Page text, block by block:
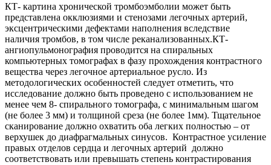
КТ- картина хронической тромбоэмболии может быть
представлена окклюзиями и стенозами легочных артерий,
эксцентрическими дефектами наполнения вследствие
наличия тромбов, в том числе реканализованных.КТ-
ангиопульмонография проводится на спиральных
компьютерных томографах в фазу прохождения контрастного
вещества через легочное артериальное русло. Из
методологических особенностей следует отметить, что
исследование должно быть проведено с использованием не
менее чем 8- спирального томографа, с минимальным шагом
(не более 3 мм) и толщиной среза (не более 1мм). Тщательное
сканирование должно охватить оба легких полностью – от
верхушек до диафрагмальных синусов. Контрастное усиление
правых отделов сердца и легочных артерий должно
соответствовать или превышать степень контрастирования